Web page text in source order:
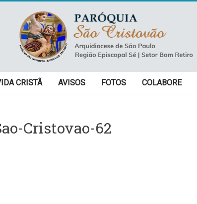
CRISTÃ AVISOS FOTOS COLABORE
Cristovao-62